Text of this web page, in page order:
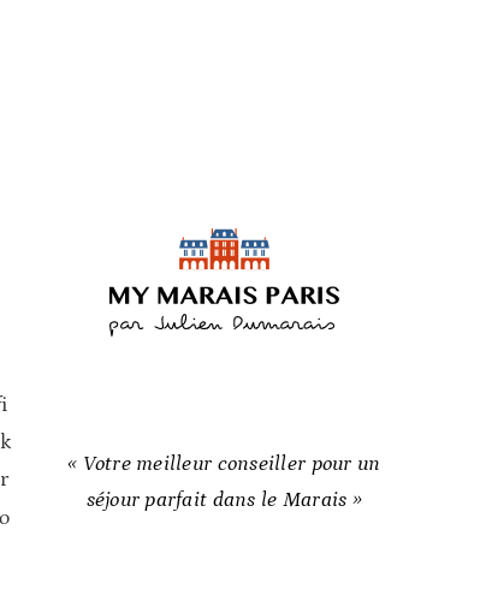
« Votre meilleur conseiller pour un
séjour parfait dans le Marais »